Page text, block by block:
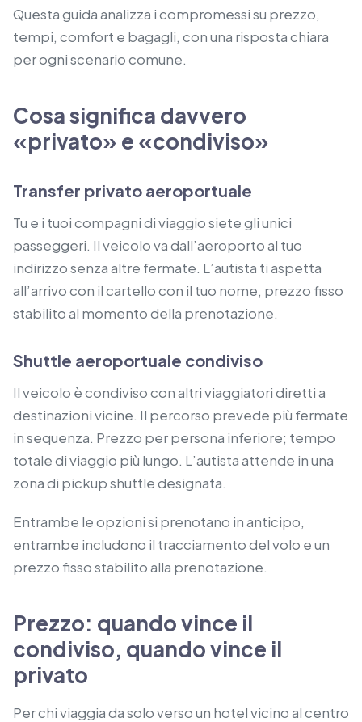
Questa guida analizza i compromessi su prezzo,
tempi, comfort e bagagli, con una risposta chiara
per ogni scenario comune.
Cosa significa davvero
«privato» e «condiviso»
Transfer privato aeroportuale
Tu e i tuoi compagni di viaggio siete gli unici
passeggeri. Il veicolo va dall’aeroporto al tuo
indirizzo senza altre fermate. L’autista ti aspetta
all’arrivo con il cartello con il tuo nome, prezzo fisso
stabilito al momento della prenotazione.
Shuttle aeroportuale condiviso
Il veicolo è condiviso con altri viaggiatori diretti a
destinazioni vicine. Il percorso prevede più fermate
in sequenza. Prezzo per persona inferiore; tempo
totale di viaggio più lungo. L’autista attende in una
zona di pickup shuttle designata.
Entrambe le opzioni si prenotano in anticipo,
entrambe includono il tracciamento del volo e un
prezzo fisso stabilito alla prenotazione.
Prezzo: quando vince il
condiviso, quando vince il
privato
Per chi viaggia da solo verso un hotel vicino al centro